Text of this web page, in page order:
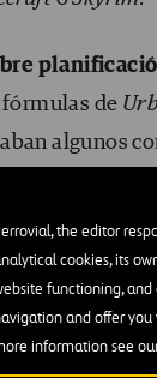
the editor
cookies, its
functioning, and
and offer
information see
de
algunos
de
urbanística,